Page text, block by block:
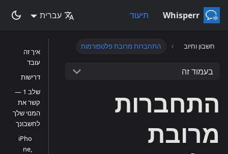
Whisperr תיעוד עברית
חשבון וחיוב התחברות מרובת פלטפורמות
בעמוד זה
התחברות
מרובת
איך זה
עובד
דרישות
שלב 1 —
קשר את
המנוי שלך
לחשבונך
iPho
ne,